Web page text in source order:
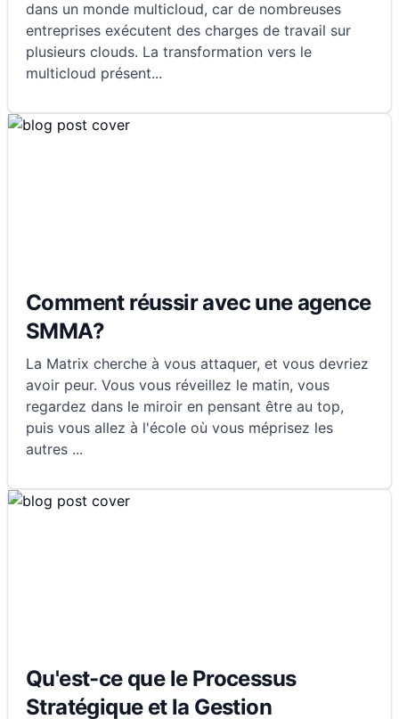
dans un monde multicloud, car de nombreuses
entreprises exécutent des charges de travail sur
plusieurs clouds. La transformation vers le
multicloud présent...
Comment réussir avec une agence
SMMA?
La Matrix cherche à vous attaquer, et vous devriez
avoir peur. Vous vous réveillez le matin, vous
regardez dans le miroir en pensant être au top,
puis vous allez à l'école où vous méprisez les
autres ...
Qu'est-ce que le Processus
Stratégique et la Gestion